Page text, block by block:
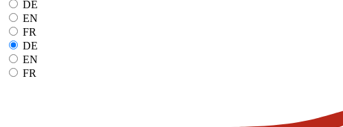
DE
EN
FR
DE
EN
FR